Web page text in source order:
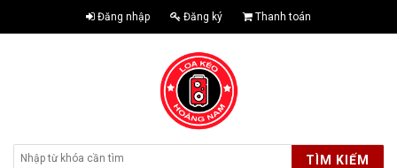
Đăng nhập Đăng ký Thanh toán
TÌM KIẾM